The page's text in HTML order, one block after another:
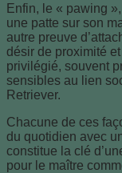
Enfin, le « pawing
une patte sur son
autre preuve
désir de proximité
privilégié, souvent
sensibles au lien
Retriever.
Chacune de ces
du quotidien avec
constitue la clé
pour le maître